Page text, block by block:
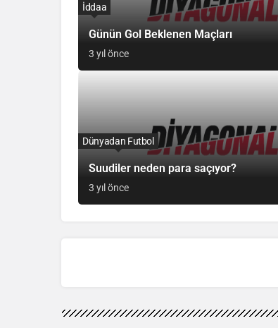
Günün Gol Beklenen Maçları
İddaa
3 yıl önce
Suudiler neden para saçıyor?
Dünyadan Futbol
3 yıl önce